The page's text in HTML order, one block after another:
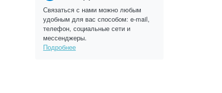
Связаться с нами можно любым
удобным для вас способом: e-mail,
телефон, социальные сети и
мессенджеры.
Подробнее